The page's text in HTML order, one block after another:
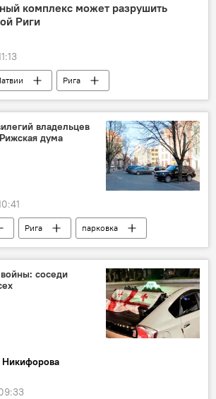
комплекс может разрушить
Риги
Рига
объекты культурного наследия
строительство
владельцев
дума
Рига
парковка
Рижская дума
соседи
Никифорова